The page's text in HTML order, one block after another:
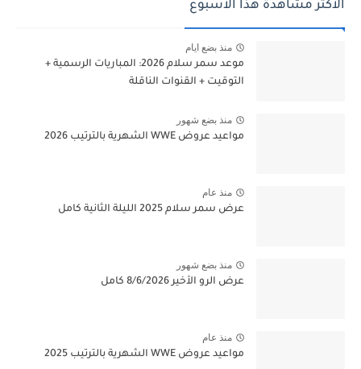
الأكثر مشاهدة هذا الأسبوع
منذ بضع ايام
موعد سمر سلام 2026: المباريات الرسمية +
التوقيت + القنوات الناقلة
منذ بضع شهور
مواعيد عروض WWE الشهرية بالترتيب 2026
منذ عام
عرض سمر سلام 2025 الليلة الثانية كامل
منذ بضع شهور
عرض الرو الأخير 8/6/2026 كامل
منذ عام
مواعيد عروض WWE الشهرية بالترتيب 2025